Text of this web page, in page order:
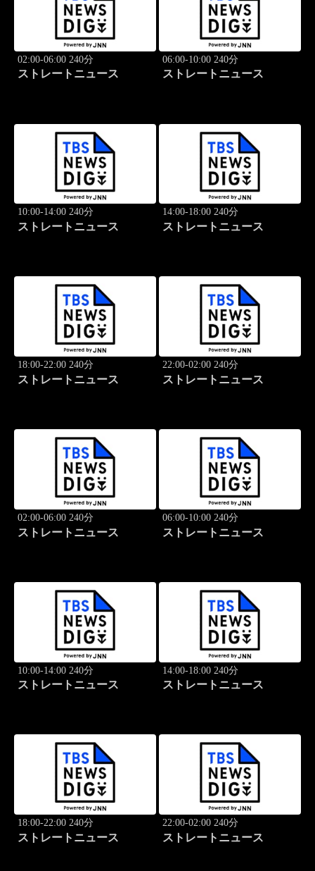
02:00-06:00 240分
ストレートニュース
06:00-10:00 240分
ストレートニュース
10:00-14:00 240分
ストレートニュース
14:00-18:00 240分
ストレートニュース
18:00-22:00 240分
ストレートニュース
22:00-02:00 240分
ストレートニュース
02:00-06:00 240分
ストレートニュース
06:00-10:00 240分
ストレートニュース
10:00-14:00 240分
ストレートニュース
14:00-18:00 240分
ストレートニュース
18:00-22:00 240分
ストレートニュース
22:00-02:00 240分
ストレートニュース